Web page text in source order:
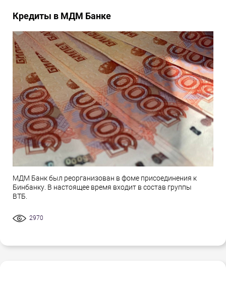
Кредиты в МДМ Банке
МДМ Банк был реорганизован в фоме присоединения к
Бинбанку. В настоящее время входит в состав группы
ВТБ.
2970